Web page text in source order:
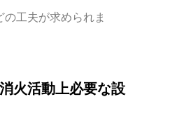
の工夫が求められま
火活動上必要な設